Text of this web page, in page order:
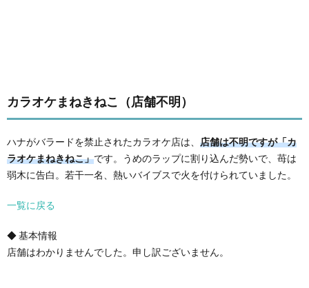
カラオケまねきねこ（店舗不明）
ハナがバラードを禁止されたカラオケ店は、 店舗は不明ですが「カ
ラオケまねきねこ」です。うめのラップに割り込んだ勢いで、苺は
弱木に告白。若干一名、熱いバイブスで火を付けられていました。
一覧に戻る
◆ 基本情報
店舗はわかりませんでした。申し訳ございません。